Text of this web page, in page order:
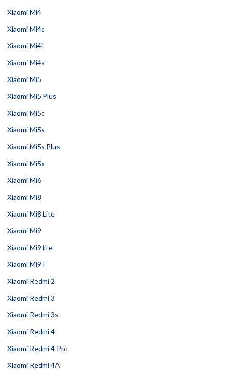
Xiaomi Mi4
Xiaomi Mi4c
Xiaomi Mi4i
Xiaomi Mi4s
Xiaomi Mi5
Xiaomi Mi5 Plus
Xiaomi Mi5c
Xiaomi Mi5s
Xiaomi Mi5s Plus
Xiaomi Mi5x
Xiaomi Mi6
Xiaomi Mi8
Xiaomi Mi8 Lite
Xiaomi Mi9
Xiaomi Mi9 lite
Xiaomi Mi9T
Xiaomi Redmi 2
Xiaomi Redmi 3
Xiaomi Redmi 3s
Xiaomi Redmi 4
Xiaomi Redmi 4 Pro
Xiaomi Redmi 4A